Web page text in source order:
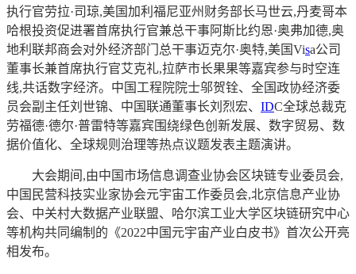
执行官劳拉·司琼,美国加利福尼亚州财务部长马世云,丹麦哥本
哈根投资促进署首席执行官兼总干事阿斯比约恩·奥弗加德,奥
地利联邦商会对外经济部门总干事迈克尔·奥特,美国Visa公司
董事长兼首席执行官艾克礼,拉萨市长果果等嘉宾参与时空连
线,共话数字经济。中国工程院院士邬贺铨、全国政协经济委
员会副主任刘世锦、中国联通董事长刘烈宏、 IDC全球总裁克
劳福德·德尔·普雷特等嘉宾围绕绿色创新发展、数字贸易、数
据价值化、全球规则治理等热点议题发表主题演讲。
大会期间,由中国市场信息调查业协会区块链专业委员会,
中国民营科技实业家协会元宇宙工作委员会,北京信息产业协
会、中关村大数据产业联盟、哈尔滨工业大学区块链研究中心
等机构共同编制的《2022中国元宇宙产业白皮书》首次公开亮
相发布。